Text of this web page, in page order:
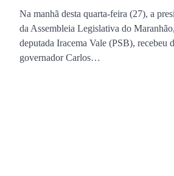
Na manhã desta quarta-feira (27), a
da Assembleia Legislativa do Maranhão,
deputada Iracema Vale (PSB), recebeu
governador Carlos…